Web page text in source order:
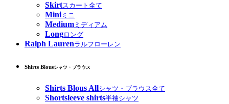
Skirtスカート全て
Miniミニ
Medium ミディアム
Longロング
Ralph Laurenラルフローレン
Shirts Blousシャツ・ブラウス
Shirts Blous Allシャツ・ブラウス全て
Shortsleeve shirts半袖シャツ